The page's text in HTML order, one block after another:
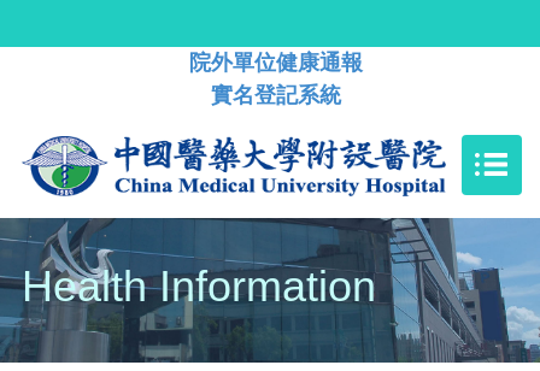
院外單位健康通報
實名登記系統
Health Information